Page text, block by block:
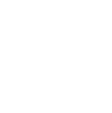
浴室暖